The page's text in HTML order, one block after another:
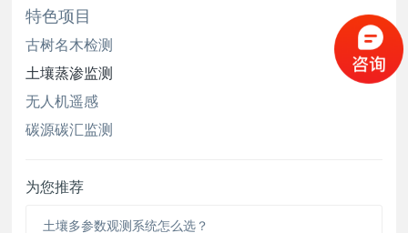
特色项目
古树名木检测
土壤蒸渗监测
无人机遥感
碳源碳汇监测
为您推荐
土壤多参数观测系统怎么选？